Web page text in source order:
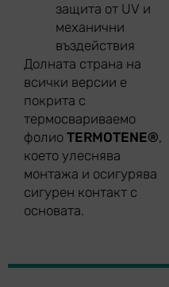
защита от UV и
механични
въздействия
Долната страна на
всички версии е
покрита с
термосвариваемо
фолио TERMOTENE®,
което улеснява
монтажа и осигурява
сигурен контакт с
основата.